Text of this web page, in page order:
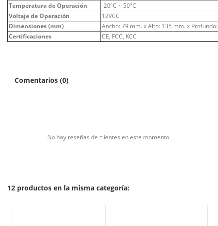
Temperatura de Operación
-20ºC ~ 50ºC
Voltaje de Operación
12VCC
Dimensiones (mm)
Ancho: 79 mm. x Alto: 135 mm. x
Certificaciones
CE, FCC, KCC
Comentarios (0)
No hay reseñas de clientes en este momento.
12 productos en la misma categoría: